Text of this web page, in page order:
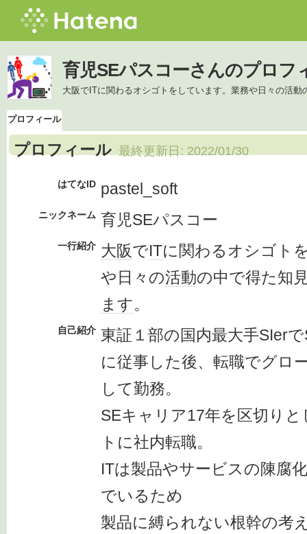
育児SEパスコーさんのプロフ
大阪でITに関わるオシゴトをしています。業務や日々の活
プロフィール
プロフィール 最終更新日: 2022/01/30
はてなID pastel_soft
ニックネーム 育児SEパスコー
一行紹介 大阪でITに関わるオシゴト
や日々の活動の中で得た知
ます。
自己紹介 東証１部の国内最大手SIer
に従事した後、転職でグロ
して勤務。
SEキャリア17年を区切り
トに社内転職。
ITは製品やサービスの陳腐
でいるため
製品に縛られない根幹の考